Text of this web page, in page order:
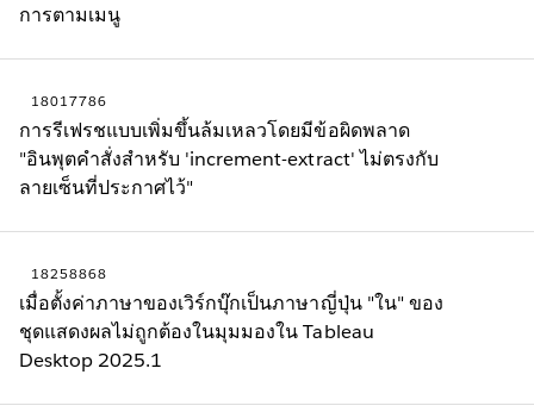
การตามเมนู
18017786
การรีเฟรชแบบเพิ่มขึ้นล้มเหลวโดยมีข้อผิดพลาด
"อินพุตคำสั่งสำหรับ 'increment-extract' ไม่ตรงกับ
ลายเซ็นที่ประกาศไว้"
18258868
เมื่อตั้งค่าภาษาของเวิร์กบุ๊กเป็นภาษาญี่ปุ่น "ใน" ของ
ชุดแสดงผลไม่ถูกต้องในมุมมองใน Tableau
Desktop 2025.1